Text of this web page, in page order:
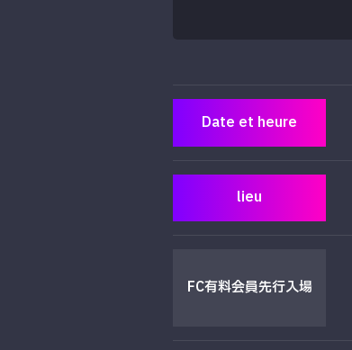
Date et heure
lieu
FC有料会員先行入場